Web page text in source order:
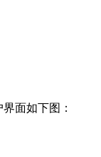
面如下图：